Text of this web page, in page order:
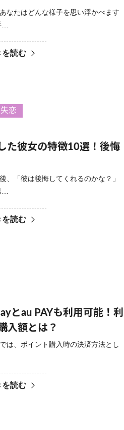
なたはどんな様子を思い浮かべます
を読む
失恋
た彼女の特徴10選！後悔
、「彼は後悔してくれるのかな？」
…
を読む
とau PAYも利用可能！利
入額とは？
は、ポイント購入時の決済方法とし
を読む